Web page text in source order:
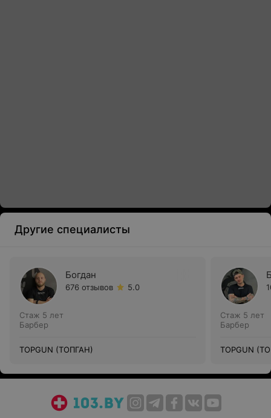
Другие специалисты
Богдан
676 отзывов 5.0
Стаж 5 лет
Барбер
TOPGUN (ТОПГАН)
Стаж 5 лет
Барбер
TOPGUN